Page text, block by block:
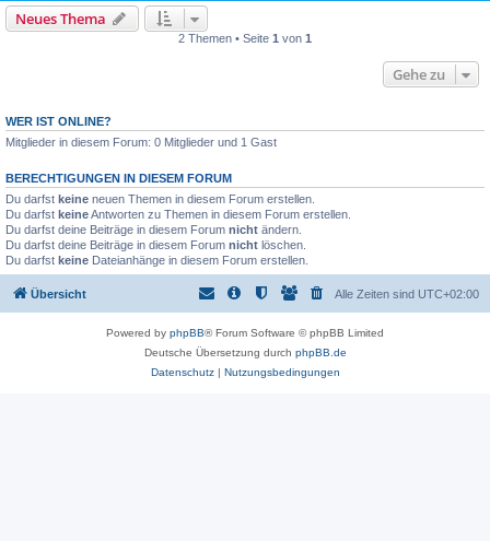
Neues Thema
2 Themen • Seite 1 von 1
Gehe zu
WER IST ONLINE?
Mitglieder in diesem Forum: 0 Mitglieder und 1 Gast
BERECHTIGUNGEN IN DIESEM FORUM
Du darfst keine neuen Themen in diesem Forum erstellen.
Du darfst keineAntworten zu Themen in diesem Forum erstellen.
Du darfst deine Beiträge in diesem Forum nicht ändern.
Du darfst deine Beiträge in diesem Forum nicht löschen.
Du darfst keine Dateianhänge in diesem Forum erstellen.
Übersicht Alle Zeiten sind UTC+02:00
Powered by phpBB® Forum Software © phpBB Limited
Deutsche Übersetzung durch phpBB.de
Datenschutz| Nutzungsbedingungen